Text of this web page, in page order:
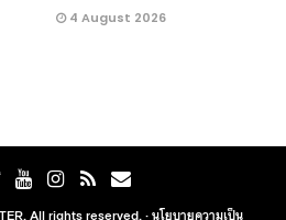
4 August 2026
All rights reserved. ·นโยบายความเป็น